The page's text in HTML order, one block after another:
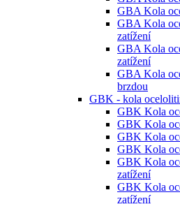
GBA Kola
GBA Kola
zatížení
GBA Kola
zatížení
GBA Kola
brzdou
GBK - kola
GBK Kola
GBK Kola
GBK Kola
GBK Kola
GBK Kola
zatížení
GBK Kola
zatížení